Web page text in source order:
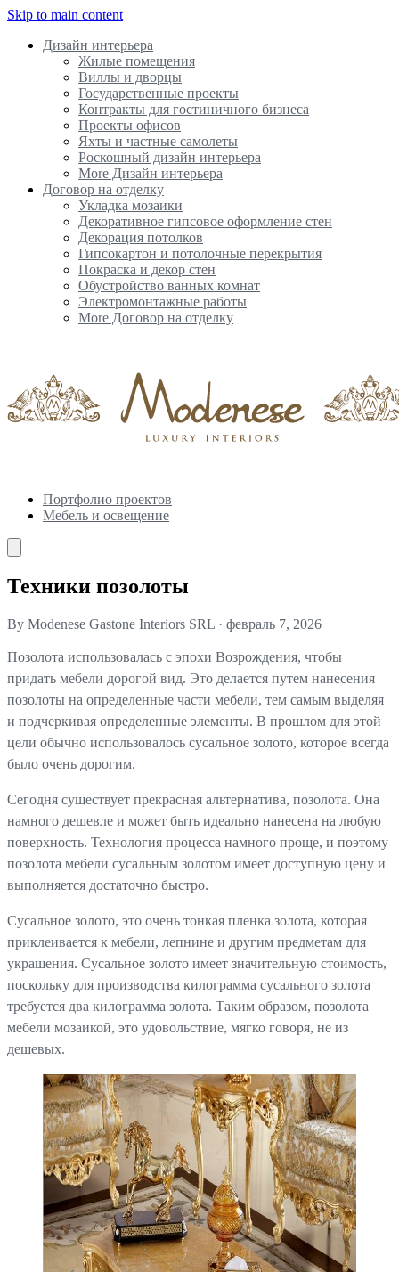
Skip to main content
Дизайн интерьера
Жилые помещения
Виллы и дворцы
Государственные проекты
Контракты для гостиничного бизнеса
Проекты офисов
Яхты и частные самолеты
Роскошный дизайн интерьера
More Дизайн интерьера
Договор на отделку
Укладка мозаики
Декоративное гипсовое оформление стен
Декорация потолков
Гипсокартон и потолочные перекрытия
Покраска и декор стен
Обустройство ванных комнат
Электромонтажные работы
More Договор на отделку
Портфолио проектов
Мебель и освещение
Техники позолоты
By Modenese Gastone Interiors SRL · февраль 7, 2026
Позолота использовалась с эпохи Возрождения, чтобы
придать мебели дорогой вид. Это делается путем нанесения
позолоты на определенные части мебели, тем самым выделяя
и подчеркивая определенные элементы. В прошлом для этой
цели обычно использовалось сусальное золото, которое всегда
было очень дорогим.
Сегодня существует прекрасная альтернатива, позолота. Она
намного дешевле и может быть идеально нанесена на любую
поверхность. Технология процесса намного проще, и поэтому
позолота мебели сусальным золотом имеет доступную цену и
выполняется достаточно быстро.
Сусальное золото, это очень тонкая пленка золота, которая
приклеивается к мебели, лепнине и другим предметам для
украшения. Сусальное золото имеет значительную стоимость,
поскольку для производства килограмма сусального золота
требуется два килограмма золота. Таким образом, позолота
мебели мозаикой, это удовольствие, мягко говоря, не из
дешевых.